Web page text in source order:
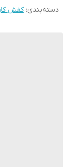
دسته‌بندی:کفش